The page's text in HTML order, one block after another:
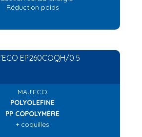
Réduction poids
EP260COQH/0.5
MAJ'ECO
POLYOLEFINE
PP COPOLYMERE
+ coquilles